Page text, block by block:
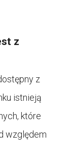
z
z
istnieją
które
względem